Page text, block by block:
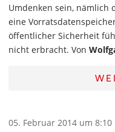
Umdenken sein, nämlich
eine
öffentlicher Sicherheit
nicht erbracht. Von
05. Februar 2014 um 8:10